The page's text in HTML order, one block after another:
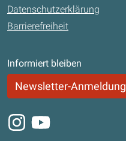
Datenschutzerklärung
Barrierefreiheit
Informiert bleiben
Newsletter-Anmeldung
Instagram
Youtube